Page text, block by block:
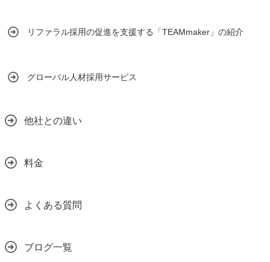
リファラル採用の促進を支援する「TEAMmaker」の紹介
グローバル人材採用サービス
他社との違い
料金
よくある質問
ブログ一覧